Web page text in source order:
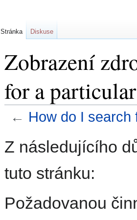
Zobrazení
for a
← How do I search
na
na
Z následujícího
tuto stránku:
Požadovanou
Stránka Diskuse